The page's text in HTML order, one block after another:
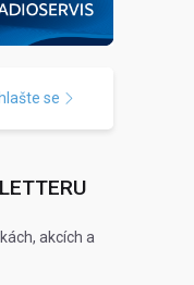
se
akcích a